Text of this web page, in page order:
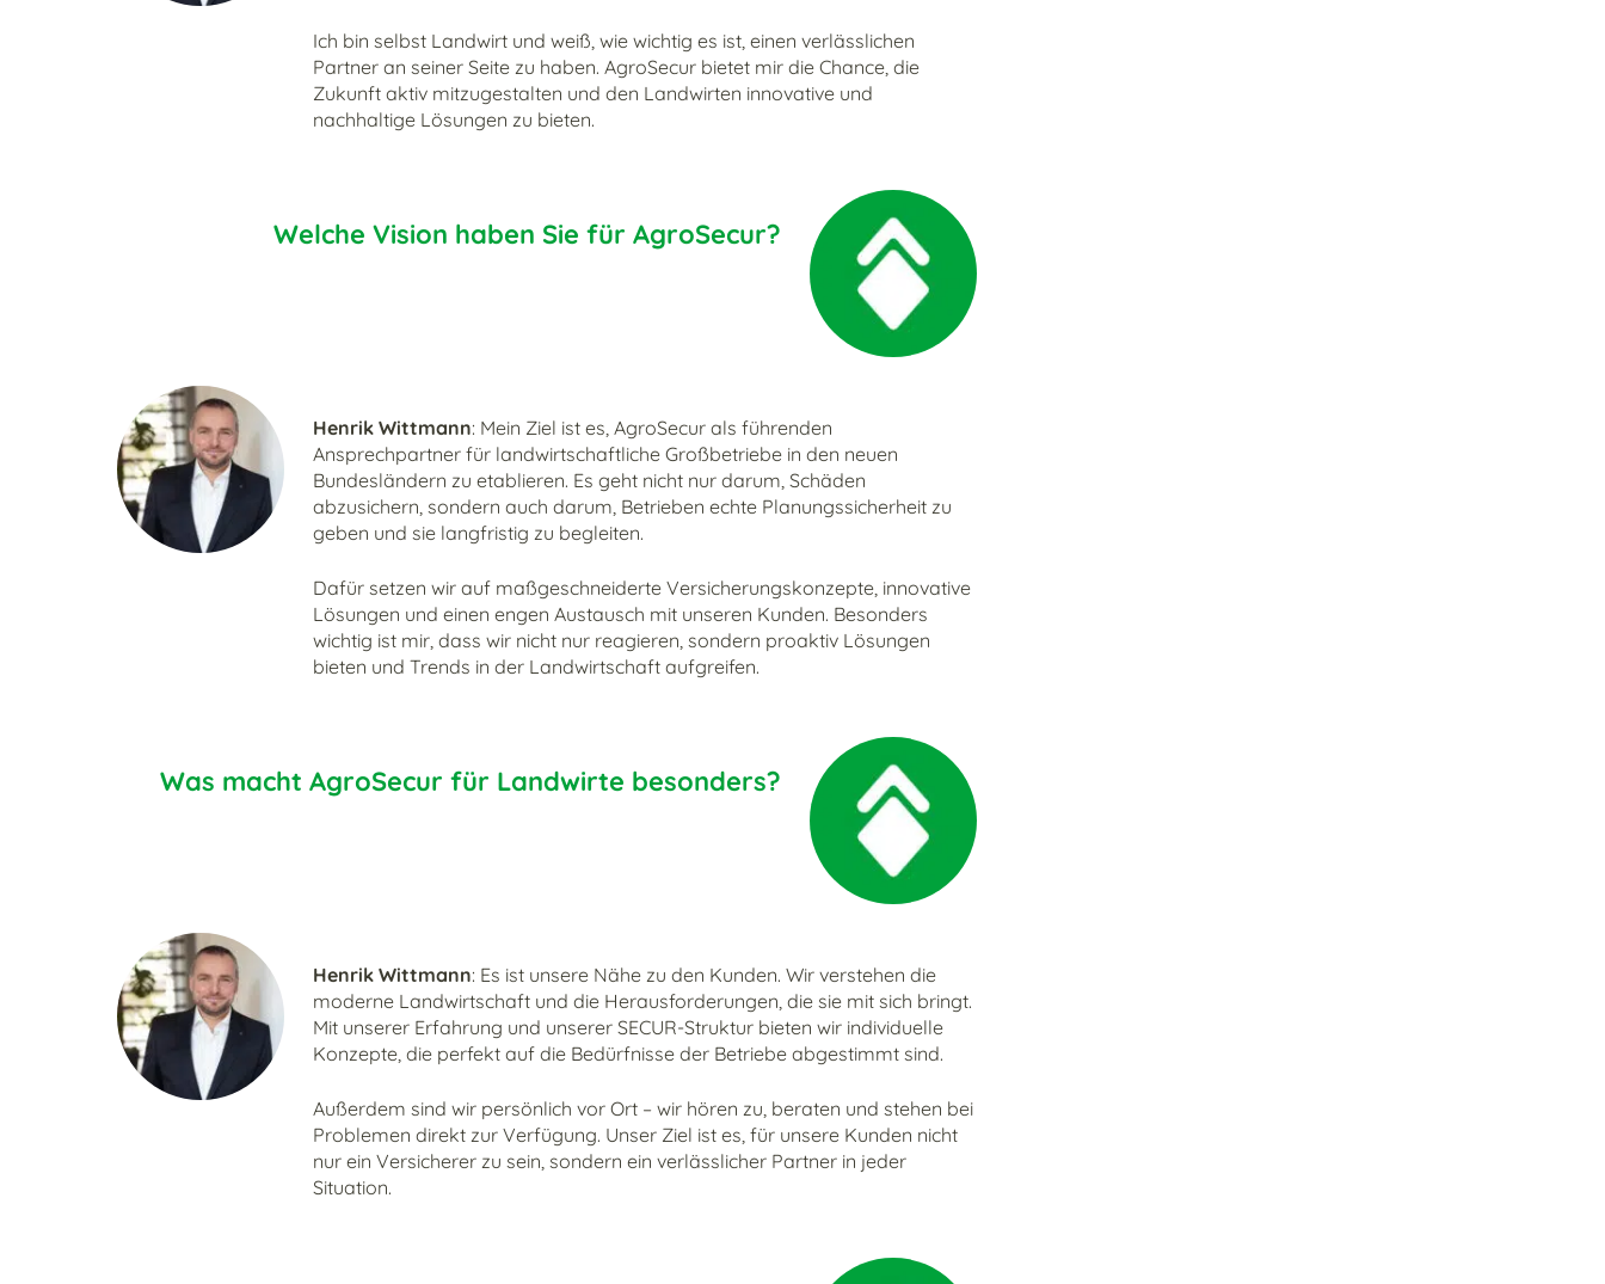
Ich bin selbst Landwirt und weiß, wie wichtig es ist, einen verlässlichen
Partner an seiner Seite zu haben. AgroSecur bietet mir die Chance, die
Zukunft aktiv mitzugestalten und den Landwirten innovative und
nachhaltige Lösungen zu bieten.
Welche Vision haben Sie für AgroSecur?
Henrik Wittmann: Mein Ziel ist es, AgroSecur als führenden
Ansprechpartner für landwirtschaftliche Großbetriebe in den neuen
Bundesländern zu etablieren. Es geht nicht nur darum, Schäden
abzusichern, sondern auch darum, Betrieben echte Planungssicherheit zu
geben und sie langfristig zu begleiten.
Dafür setzen wir auf maßgeschneiderte Versicherungskonzepte, innovative
Lösungen und einen engen Austausch mit unseren Kunden. Besonders
wichtig ist mir, dass wir nicht nur reagieren, sondern proaktiv Lösungen
bieten und Trends in der Landwirtschaft aufgreifen.
Was macht AgroSecur für Landwirte besonders?
Henrik Wittmann: Es ist unsere Nähe zu den Kunden. Wir verstehen die
moderne Landwirtschaft und die Herausforderungen, die sie mit sich bringt.
Mit unserer Erfahrung und unserer SECUR-Struktur bieten wir individuelle
Konzepte, die perfekt auf die Bedürfnisse der Betriebe abgestimmt sind.
Außerdem sind wir persönlich vor Ort – wir hören zu, beraten und stehen bei
Problemen direkt zur Verfügung. Unser Ziel ist es, für unsere Kunden nicht
nur ein Versicherer zu sein, sondern ein verlässlicher Partner in jeder
Situation.